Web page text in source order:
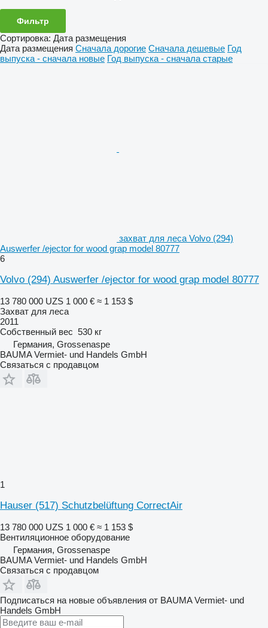
Фильтр
Сортировка: Дата размещения
Дата размещения Сначала дорогие Сначала дешевые Год
выпуска - сначала новые Год выпуска - сначала старые
захват для леса Volvo (294)
Auswerfer /ejector for wood grap model 80777
6
Volvo (294) Auswerfer /ejector for wood grap model 80777
13 780 000 UZS 1 000 € ≈ 1 153 $
Захват для леса
2011
Собственный вес 530 кг
Германия, Grossenaspe
BAUMA Vermiet- und Handels GmbH
Связаться с продавцом
1
Hauser (517) Schutzbelüftung CorrectAir
13 780 000 UZS 1 000 € ≈ 1 153 $
Вентиляционное оборудование
Германия, Grossenaspe
BAUMA Vermiet- und Handels GmbH
Связаться с продавцом
Подписаться на новые объявления от BAUMA Vermiet- und
Handels GmbH